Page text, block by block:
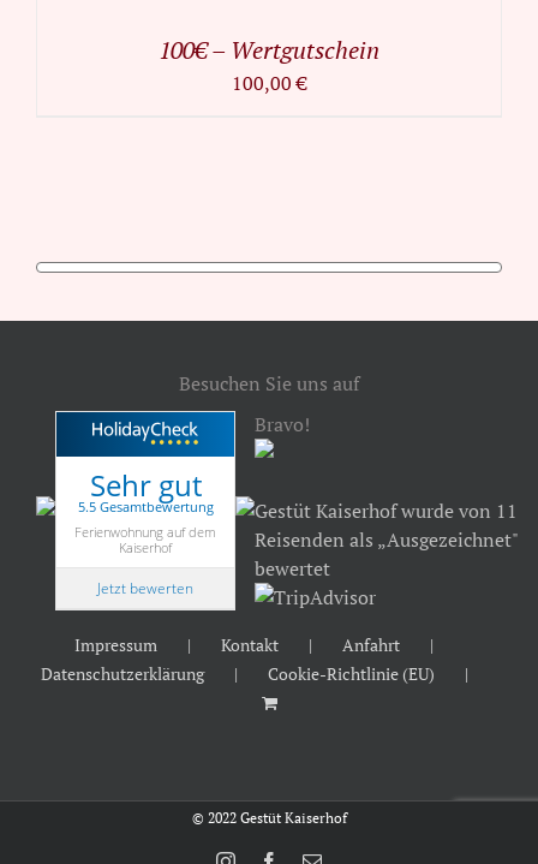
100€ – Wertgutschein
100,00€
Besuchen Sie uns auf
Sehr gut
5.5 Gesamtbewertung
Ferienwohnung auf dem
Kaiserhof
Jetzt bewerten
Bravo!
Gestüt Kaiserhof wurde von 11
Reisenden als „Ausgezeichnet"
bewertet
Impressum Kontakt
Anfahrt
Datenschutzerklärung
Cookie-Richtlinie (EU)
© 2022 Gestüt Kaiserhof